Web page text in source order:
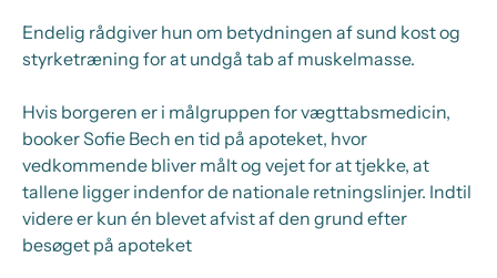
Endelig rådgiver hun om betydningen af sund kost og
styrketræning for at undgå tab af muskelmasse.
Hvis borgeren er i målgruppen for vægttabsmedicin,
booker Sofie Bech en tid på apoteket, hvor
vedkommende bliver målt og vejet for at tjekke, at
tallene ligger indenfor de nationale retningslinjer. Indtil
videre er kun én blevet afvist af den grund efter
besøget på apoteket